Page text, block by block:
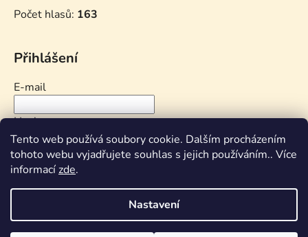
Tento web používá soubory cookie. Dalším procházením
tohoto webu vyjadřujete souhlas s jejich používáním.. Více
informacízde.
Nastavení
Počet hlasů: 163
Přihlášení
E-mail
Heslo
PŘIHLÁSIT SE
Nová registraceZapomenuté heslo